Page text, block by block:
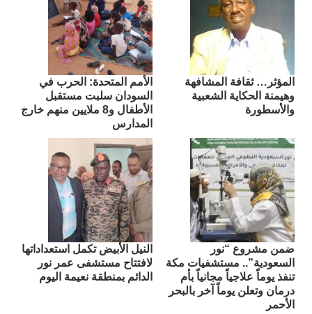
المؤثر… ثقافة المشافهة
وهيمنة الحكاية الشعبية
والأسطورة
الأمم المتحدة: الحرب في
السودان سلبت مستقبل
الأطفال و8 ملايين منهم خارج
المدارس
ضمن مشروع “نور
السعودية”.. مستشفيات مكة
تنفذ يوماً علاجياً مجانياً بأم
درمان وتعلن يوماً آخر بالبحر
الأحمر
النيل الأبيض تكمل استعداداتها
لافتتاح مستشفى عمر نور
الدائم بمنطقة نعيمة اليوم